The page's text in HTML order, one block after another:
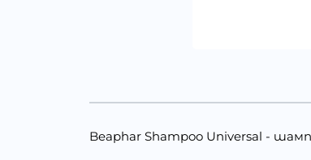
Beaphar Shampoo Universal -